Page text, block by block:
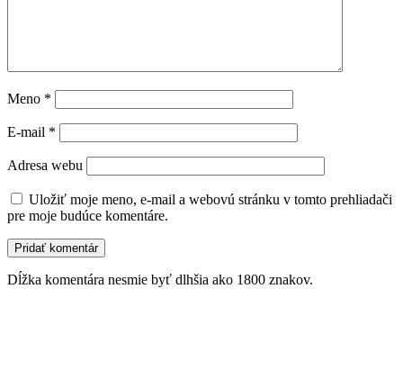
Meno *
E-mail *
Adresa webu
Uložiť moje meno, e-mail a webovú stránku v tomto prehliadači
pre moje budúce komentáre.
Dĺžka komentára nesmie byť dlhšia ako 1800 znakov.